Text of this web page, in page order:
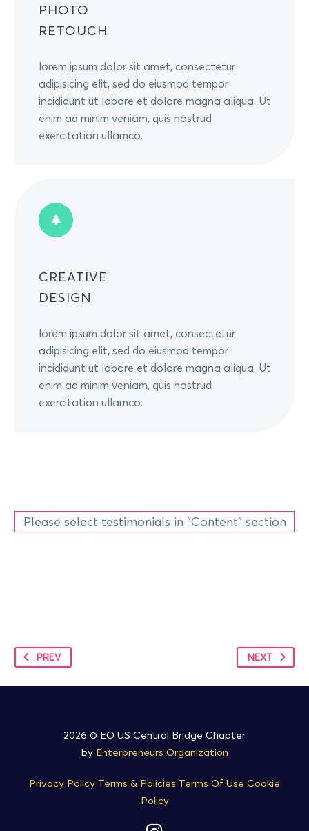
PHOTO
RETOUCH
lorem ipsum dolor sit amet, consectetur
adipisicing elit, sed do eiusmod tempor
incididunt ut labore et dolore magna aliqua. Ut
enim ad minim veniam, quis nostrud
exercitation ullamco.
CREATIVE
DESIGN
lorem ipsum dolor sit amet, consectetur
adipisicing elit, sed do eiusmod tempor
incididunt ut labore et dolore magna aliqua. Ut
enim ad minim veniam, quis nostrud
exercitation ullamco.
Please select testimonials in "Content" section
PREV NEXT
2026 © EO US Central Bridge Chapter
by Enterpreneurs Organization
Privacy Policy Terms & Policies Terms Of Use Cookie
Policy